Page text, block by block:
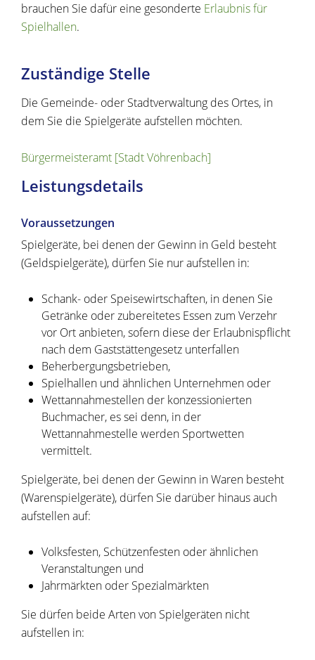
brauchen Sie dafür eine gesonderte Erlaubnis für
Spielhallen.
Zuständige Stelle
Die Gemeinde- oder Stadtverwaltung des Ortes, in
dem Sie die Spielgeräte aufstellen möchten.
Bürgermeisteramt [Stadt Vöhrenbach]
Leistungsdetails
Voraussetzungen
Spielgeräte, bei denen der Gewinn in Geld besteht
(Geldspielgeräte), dürfen Sie nur aufstellen in:
Schank- oder Speisewirtschaften, in denen Sie
Getränke oder zubereitetes Essen zum Verzehr
vor Ort anbieten, sofern diese der Erlaubnispflicht
nach dem Gaststättengesetz unterfallen
Beherbergungsbetrieben,
Spielhallen und ähnlichen Unternehmen oder
Wettannahmestellen der konzessionierten
Buchmacher, es sei denn, in der
Wettannahmestelle werden Sportwetten
vermittelt.
Spielgeräte, bei denen der Gewinn in Waren besteht
(Warenspielgeräte), dürfen Sie darüber hinaus auch
aufstellen auf:
Volksfesten, Schützenfesten oder ähnlichen
Veranstaltungen und
Jahrmärkten oder Spezialmärkten
Sie dürfen beide Arten von Spielgeräten nicht
aufstellen in: